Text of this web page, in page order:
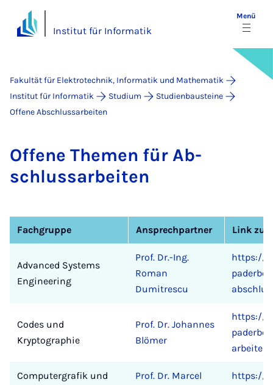
Institut für Informatik
Menü
Fakultät für Elektrotechnik, Informatik und Mathematik
Institut für Informatik
Studium
Studienbausteine
Offene Abschlussarbeiten
Of­fe­ne The­men für Ab­
schluss­a­r­bei­ten
Fachgruppe Ansprechpartner Link zu
Advanced Systems
Engineering
Prof. Dr.-Ing.
Roman
Dumitrescu
https://
Codes und
Kryptographie
Prof. Dr. Johannes
Blömer
https://
Computergrafik und
Prof. Dr. Marcel
https://